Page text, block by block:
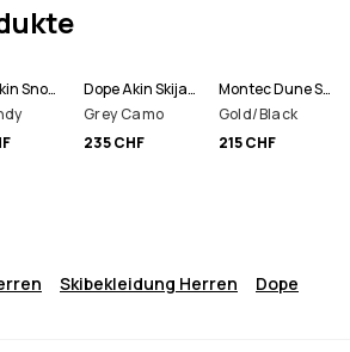
Dope Akin Snowboardjacke Herren
Dope Akin Skijacke Herren
Grey Camo
235 CHF
Montec Dune Skijacke Herren
Gold/Black
215 CHF
Skibekleidung Herren Dope